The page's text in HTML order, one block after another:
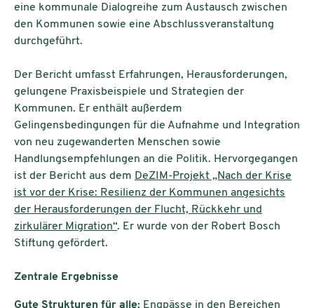
eine kommunale Dialogreihe zum Austausch zwischen
den Kommunen sowie eine Abschlussveranstaltung
durchgeführt.
Der Bericht umfasst Erfahrungen, Herausforderungen,
gelungene Praxisbeispiele und Strategien der
Kommunen. Er enthält außerdem
Gelingensbedingungen für die Aufnahme und Integration
von neu zugewanderten Menschen sowie
Handlungsempfehlungen an die Politik. Hervorgegangen
ist der Bericht aus dem DeZIM-Projekt „Nach der Krise
ist vor der Krise: Resilienz der Kommunen angesichts
der Herausforderungen der Flucht, Rückkehr und
zirkulärer Migration“. Er wurde von der Robert Bosch
Stiftung gefördert.
Zentrale Ergebnisse
Gute Strukturen für alle: Engpässe in den Bereichen